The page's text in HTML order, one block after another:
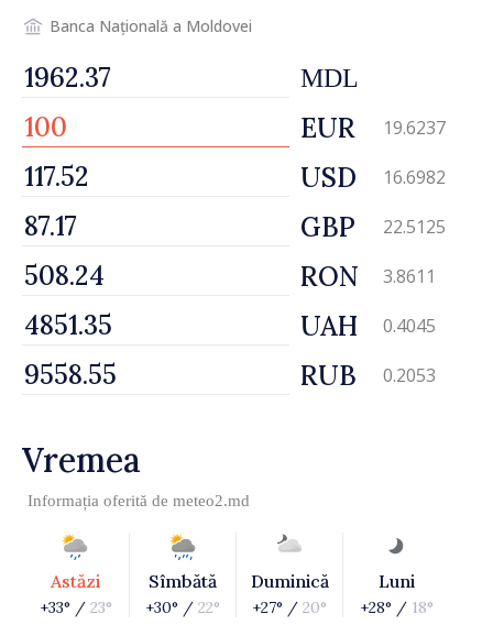
Banca Națională a Moldovei
MDL
EUR 19.6237
USD 16.6982
GBP 22.5125
RON 3.8611
UAH 0.4045
RUB 0.2053
Vremea
Informația oferită de meteo2.md
Astăzi
+33° / 23°
Sîmbătă
+30° / 22°
Duminică
+27° / 20°
Luni
+28° / 18°